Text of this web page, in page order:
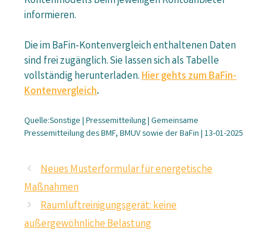
informieren.
Die im BaFin-Kontenvergleich enthaltenen Daten
sind frei zugänglich. Sie lassen sich als Tabelle
vollständig herunterladen.Hier gehts zum BaFin-
Kontenvergleich.
Quelle:Sonstige | Pressemitteilung | Gemeinsame
Pressemitteilung des BMF, BMUV sowie der BaFin | 13-01-2025
Neues Musterformular für energetische
Maßnahmen
Raumluftreinigungsgerät: keine
außergewöhnliche Belastung